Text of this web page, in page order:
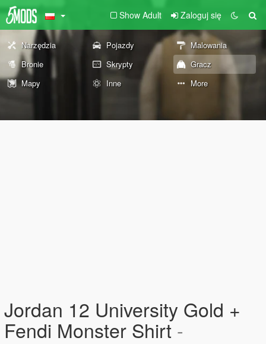
Show Adult Zaloguj się
Narzędzia Pojazdy
Malowania
Bronie
Skrypty
Gracz
Mapy
Inne More
Jordan 12 University Gold +
Fendi Monster Shirt-